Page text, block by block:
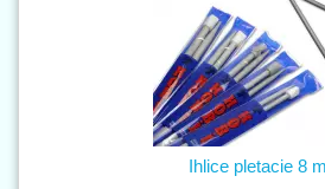
Ihlice pletacie 8